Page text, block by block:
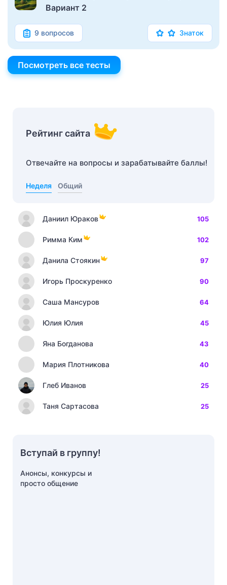
Вариант 2
9 вопросов Знаток
Посмотреть все тесты
Рейтинг сайта
Отвечайте на вопросы и зарабатывайте баллы!
Неделя Общий
Даниил Юраков 105
Римма Ким 102
Данила Стоякин 97
Игорь Проскуренко 90
Саша Мансуров 64
Юлия Юлия 45
Яна Богданова 43
Мария Плотникова 40
Глеб Иванов 25
Таня Сартасова 25
Вступай в группу!
Анонсы, конкурсы и
просто общение